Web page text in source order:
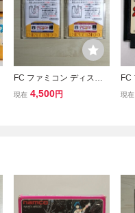
FC ファミコン ディスク
システム ディスクカード
現在 4,500円
FC
ウ
現在